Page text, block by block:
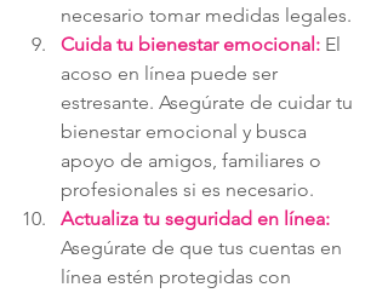
necesario tomar medidas legales.
Cuida tu bienestar emocional: El
acoso en línea puede ser
estresante. Asegúrate de cuidar tu
bienestar emocional y busca
apoyo de amigos, familiares o
profesionales si es necesario.
Actualiza tu seguridad en línea:
Asegúrate de que tus cuentas en
línea estén protegidas con